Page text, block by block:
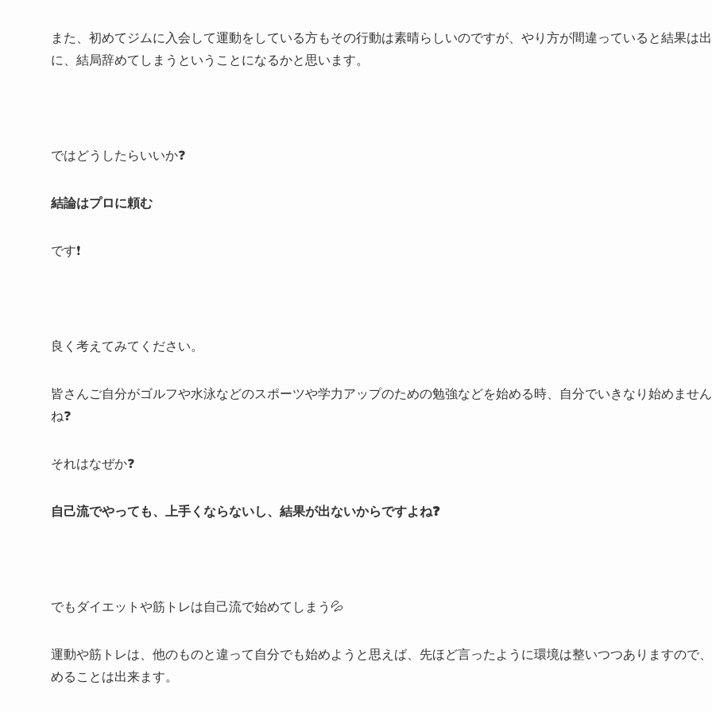
また、初めてジムに入会して運動をしている方もその行動は素晴らしいのですが、やり方が間違っていると結果は
に、結局辞めてしまうということになるかと思います。
ではどうしたらいいか❓
結論はプロに頼む
です❗️
良く考えてみてください。
皆さんご自分がゴルフや水泳などのスポーツや学力アップのための勉強などを始める時、自分でいきなり始めませ
ね❓
それはなぜか❓
自己流でやっても、上手くならないし、結果が出ないからですよね❓
でもダイエットや筋トレは自己流で始めてしまう💦
運動や筋トレは、他のものと違って自分でも始めようと思えば、先ほど言ったように環境は整いつつありますので
めることは出来ます。